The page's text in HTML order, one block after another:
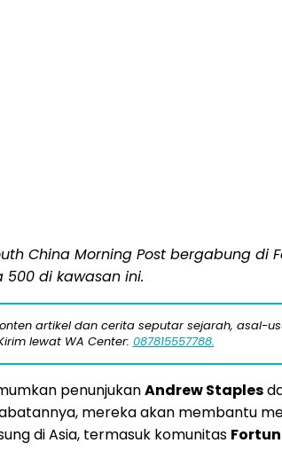
China Morning Post bergabung di
di kawasan ini.
artikel dan cerita seputar sejarah, asal-
lewat WA Center: 087815557788.
penunjukanAndrew Staples
mereka akan membantu
di Asia, termasuk komunitas